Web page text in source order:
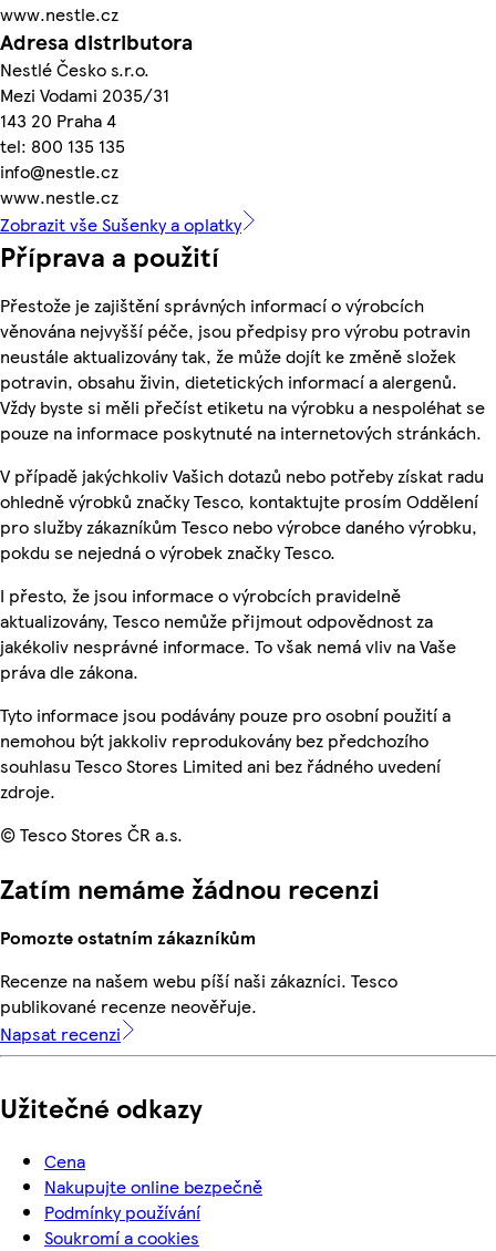
www.nestle.cz
Adresa distributora
Nestlé Česko s.r.o.
Mezi Vodami 2035/31
143 20 Praha 4
tel: 800 135 135
info@nestle.cz
www.nestle.cz
Zobrazit vše Sušenky a oplatky
Příprava a použití
Přestože je zajištění správných informací o výrobcích
věnována nejvyšší péče, jsou předpisy pro výrobu potravin
neustále aktualizovány tak, že může dojít ke změně složek
potravin, obsahu živin, dietetických informací a alergenů.
Vždy byste si měli přečíst etiketu na výrobku a nespoléhat se
pouze na informace poskytnuté na internetových stránkách.
V případě jakýchkoliv Vašich dotazů nebo potřeby získat radu
ohledně výrobků značky Tesco, kontaktujte prosím Oddělení
pro služby zákazníkům Tesco nebo výrobce daného výrobku,
pokdu se nejedná o výrobek značky Tesco.
I přesto, že jsou informace o výrobcích pravidelně
aktualizovány, Tesco nemůže přijmout odpovědnost za
jakékoliv nesprávné informace. To však nemá vliv na Vaše
práva dle zákona.
Tyto informace jsou podávány pouze pro osobní použití a
nemohou být jakkoliv reprodukovány bez předchozího
souhlasu Tesco Stores Limited ani bez řádného uvedení
zdroje.
© Tesco Stores ČR a.s.
Zatím nemáme žádnou recenzi
Pomozte ostatním zákazníkům
Recenze na našem webu píší naši zákazníci. Tesco
publikované recenze neověřuje.
Napsat recenzi
Užitečné odkazy
Cena
Nakupujte online bezpečně
Podmínky používání
Soukromí a cookies